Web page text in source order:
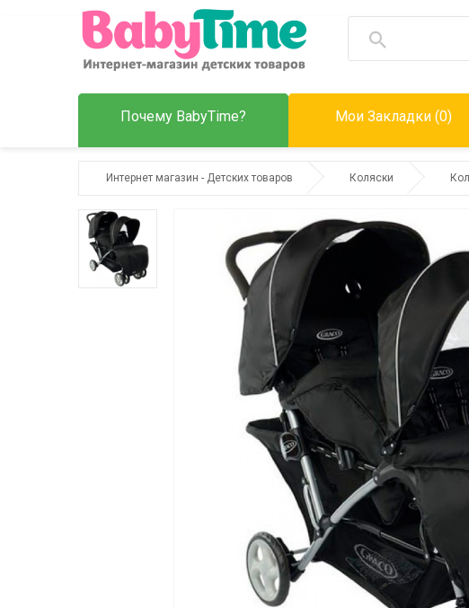
Почему BabyTime? Мои Закладки (0)
Интернет магазин - Детских товаров Коляски